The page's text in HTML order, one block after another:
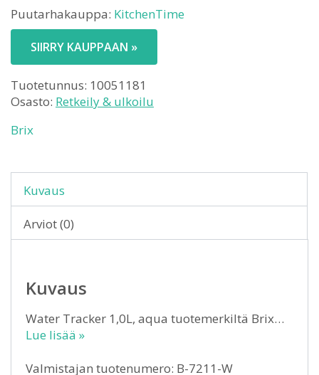
Puutarhakauppa: KitchenTime
SIIRRY KAUPPAAN »
Tuotetunnus: 10051181
Osasto: Retkeily & ulkoilu
Brix
Kuvaus
Arviot (0)
Kuvaus
Water Tracker 1,0L, aqua tuotemerkiltä Brix…
Lue lisää »
Valmistajan tuotenumero: B-7211-W